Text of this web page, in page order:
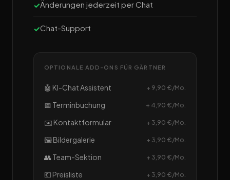
Änderungen jederzeit per Chat
Chat-Support
OPTIONALE ADD-ONS FÜR GÄRTNER
🤖 KI-Chat Assistent + 9,90 €/Mo.
📅 Terminbuchung + 4,90 €/Mo.
✉️ Kontaktformular + 3,90 €/Mo.
🖼️ Bildergalerie + 3,90 €/Mo.
👥 Team-Sektion + 3,90 €/Mo.
💶 Preisliste + 3,90 €/Mo.